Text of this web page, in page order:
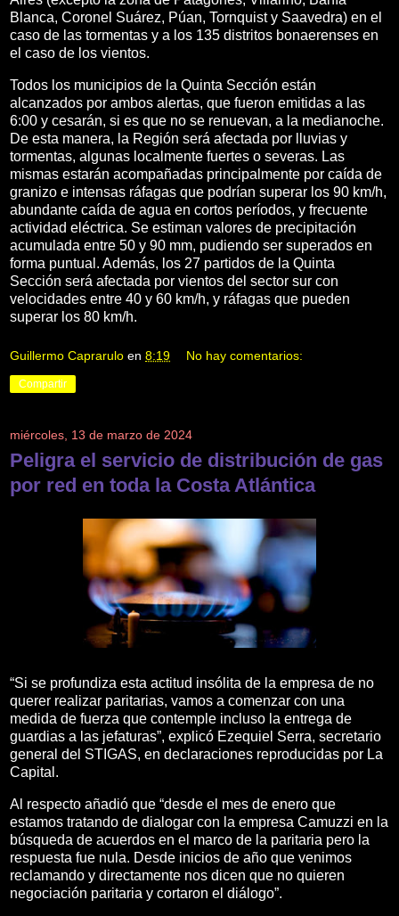
Blanca, Coronel Suárez, Púan, Tornquist y Saavedra) en el
caso de las tormentas y a los 135 distritos bonaerenses en
el caso de los vientos.
Todos los municipios de la Quinta Sección están
alcanzados por ambos alertas, que fueron emitidas a las
6:00 y cesarán, si es que no se renuevan, a la medianoche.
De esta manera, la Región será afectada por lluvias y
tormentas, algunas localmente fuertes o severas. Las
mismas estarán acompañadas principalmente por caída de
granizo e intensas ráfagas que podrían superar los 90 km/h,
abundante caída de agua en cortos períodos, y frecuente
actividad eléctrica. Se estiman valores de precipitación
acumulada entre 50 y 90 mm, pudiendo ser superados en
forma puntual. Además, los 27 partidos de la Quinta
Sección será afectada por vientos del sector sur con
velocidades entre 40 y 60 km/h, y ráfagas que pueden
superar los 80 km/h.
Guillermo Caprarulo en 8:19 No hay comentarios:
Compartir
miércoles, 13 de marzo de 2024
Peligra el servicio de distribución de gas
por red en toda la Costa Atlántica
“Si se profundiza esta actitud insólita de la empresa de no
querer realizar paritarias, vamos a comenzar con una
medida de fuerza que contemple incluso la entrega de
guardias a las jefaturas”, explicó Ezequiel Serra, secretario
general del STIGAS, en declaraciones reproducidas por La
Capital.
Al respecto añadió que “desde el mes de enero que
estamos tratando de dialogar con la empresa Camuzzi en la
búsqueda de acuerdos en el marco de la paritaria pero la
respuesta fue nula. Desde inicios de año que venimos
reclamando y directamente nos dicen que no quieren
negociación paritaria y cortaron el diálogo”.